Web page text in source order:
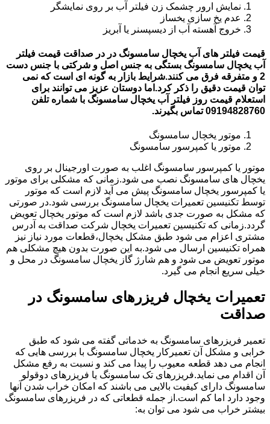
نمایش ارور چشمک زن فیلتر آب بر روی نمایشگر
عدم یخ سازی یخساز
خروج آهسته آب از دیسپسنر یا آبریز
قیمت فیلتر های آب یخچال سامسونگ در در صداقت قیمت فیلتر
آب یخچال سامسونگ بستگی به جنس اصل و شرکتی با جنس دست
2 و متفرقه فرق می کنند.شرایط بازار به گونه ای است که نمی
توان قیمت دقیق را ذکر کرد.اما دوستان عزیز می توانند برای
استعلام قیمت روز فیلتر آب یخچال سامسونگ با شماره تلفن
09194828760 تماس بگیرند.
موتور یخچال سامسونگ
موتور یا کمپرسور سامسونگ
موتور یا کمپرسور سامسونگ اغلب به صورت اورجینال بر روی
یخچال های سامسونگ نصب می شود.زمانی که مشکلی برای موتور
یا کمپرسور یخچال سامسونگ پیش می آید لازم است که موتور
توسط تکنیسین تعمیرات یخچال سامسونگ بررسی شود.در صورتی
که مشکل به صورت جدی باشد لازم است که موتور یخچال تعویض
گردد.زمانی که تکنیسین تعمیرات یخچال شرکت صداقت به آدرس
مشتری اعزام می شود طبق مشکل یخچال،قطعات مورد نیاز نیز
همراه تکنیسین ارسال می شود.به این صورت بدون هیچ مشکلی هم
موتور تعویض می شود و هم شارژ گاز یخچال سامسونگ در محل و
خیلی سریع انجام می گیرد.
تعمیرات یخچال فریزرهای سامسونگ در
صداقت
تعمیر فریزرهای سامسونگ به خدماتی گفته می شود که طبق
خرابی و مشکل آن تعمیرکار یخچال سامسونگ با بررسی هایی که
انجام می دهد قطعه معیوب را پیدا می کند و نسبت به رفع مشکل
آن اقدام می نماید.فریزرهای تک سامسونگ یا فریزرهای دوقولو
سامسونگ دارای کیفیت بالایی می باشند که امکان خراب شدن آنها
وجود دارد اما کم است.از جمله قطعاتی که در فریزرهای سامسونگ
بیشتر خراب می شود می توان به: